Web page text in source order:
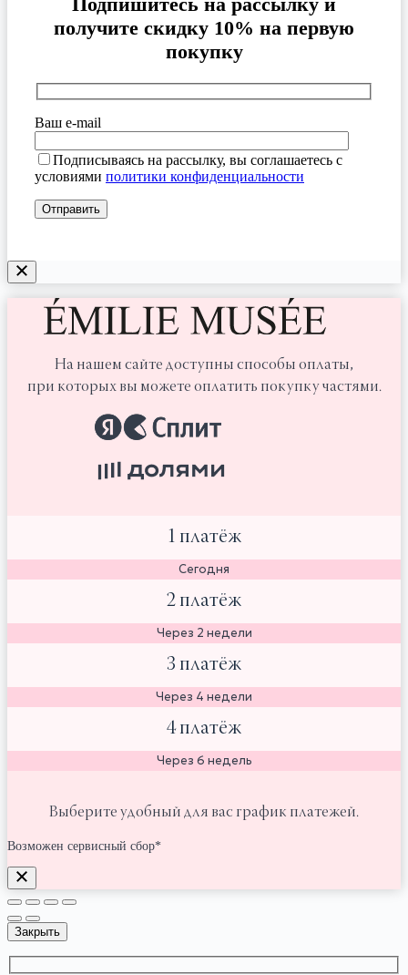
получите скидку 10% на первую
покупку
Ваш e-mail
Подписываясь на рассылку, вы соглашаетесь с
условиями политики конфиденциальности
На нашем сайте доступны способы оплаты,
при которых вы можете оплатить покупку частями.
1 платёж
Сегодня
2 платёж
Через 2 недели
3 платёж
Через 4 недели
4 платёж
Через 6 недель
Выберите удобный для вас график платежей.
Возможен сервисный сбор*
Закрыть